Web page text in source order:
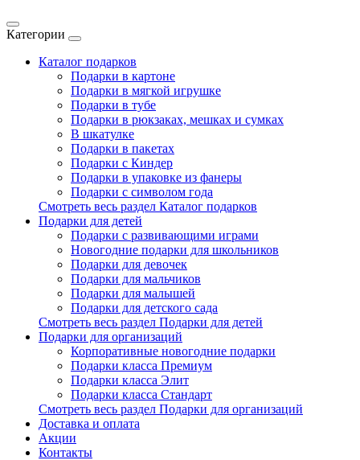
Категории
Каталог подарков
Подарки в картоне
Подарки в мягкой игрушке
Подарки в тубе
Подарки в рюкзаках, мешках и сумках
В шкатулке
Подарки в пакетах
Подарки с Киндер
Подарки в упаковке из фанеры
Подарки с символом года
Смотреть весь раздел Каталог подарков
Подарки для детей
Подарки с развивающими играми
Новогодние подарки для школьников
Подарки для девочек
Подарки для мальчиков
Подарки для малышей
Подарки для детского сада
Смотреть весь раздел Подарки для детей
Подарки для организаций
Корпоративные новогодние подарки
Подарки класса Премиум
Подарки класса Элит
Подарки класса Стандарт
Смотреть весь раздел Подарки для организаций
Доставка и оплата
Акции
Контакты